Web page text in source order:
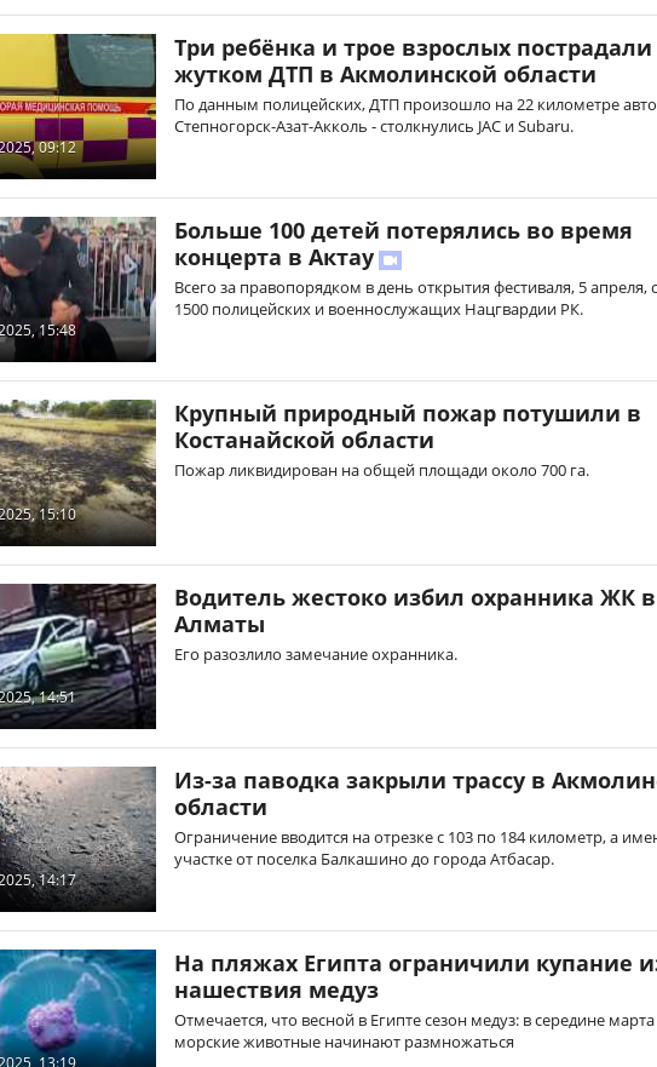
09:12
Три ребёнка и трое взрослых
жутком ДТП в Акмолинской области
По данным полицейских, ДТП произошло на 22 километре
Степногорск-Азат-Акколь - столкнулись JAC и Subaru.
15:48
Больше 100 детей потерялись во время
концерта в Актау
Всего за правопорядком в день открытия фестиваля, 5 апреля,
1500 полицейских и военнослужащих Нацгвардии РК.
15:10
Крупный природный пожар потушили в
Костанайской области
Пожар ликвидирован на общей площади около 700 га.
14:51
Водитель жестоко избил охранника ЖК в
Алматы
Его разозлило замечание охранника.
14:17
Из-за паводка закрыли трассу в
области
Ограничение вводится на отрезке с 103 по 184 километр, а
участке от поселка Балкашино до города Атбасар.
13:19
На пляжах Египта ограничили купание
нашествия медуз
Отмечается, что весной в Египте сезон медуз: в середине марта
морские животные начинают размножаться